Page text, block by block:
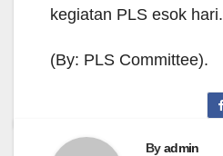
kegiatan PLS esok hari.
(By: PLS Committee).
Byadmin